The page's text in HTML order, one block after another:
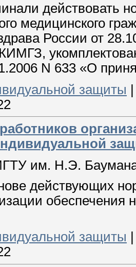
действовать
медицинского
России от
N 633 «О
защиты
им. Н.Э.
действующих
обеспечения
защиты